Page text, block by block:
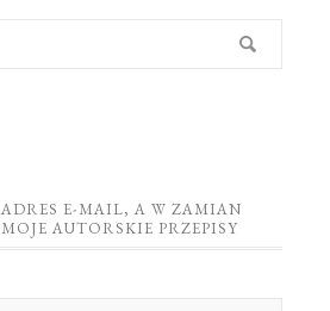
E-MAIL, A W ZAMIAN
AUTORSKIE PRZEPISY